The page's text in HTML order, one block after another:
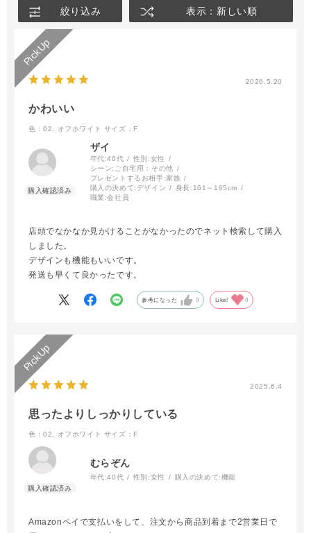
絞り込み 表示：新しい順
2026.5.20
かわいい
色：02. オフホワイト サイズ：F
ザイ
年代:40代 性別:女性
シーン: ご自宅用：その他
プレゼントするお相手:家族
購入の決めて: デザイン 身長: 161～165cm
職業:会社員
店頭でなかなか見かけることがなかったのでネット検索して購入
しました。
デザインも機能もいいです。
発送も早くて良かったです。
参考になった 0 Like! 0
2025.6.4
思ったよりしっかりしている
色：02. オフホワイト サイズ：F
むらぞん
年代:40代 性別:女性 購入の決めて:機能
Amazonペイで支払いをして、注文から商品到着まで2営業日で